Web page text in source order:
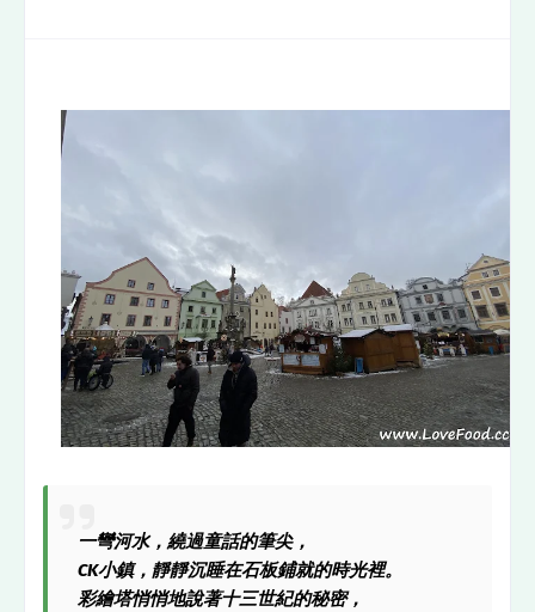
一彎河水，繞過童話的筆尖，
CK小鎮，靜靜沉睡在石板鋪就的時光裡。
彩繪塔悄悄地說著十三世紀的秘密，